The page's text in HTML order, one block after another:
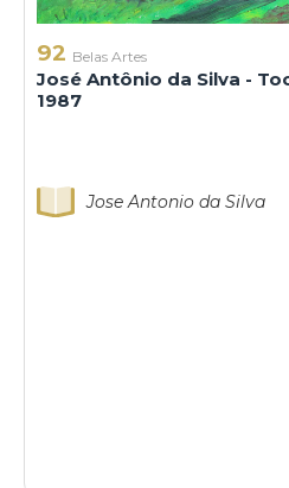
92 Belas Artes
José Antônio da Silva -
1987
Jose Antonio da Silva